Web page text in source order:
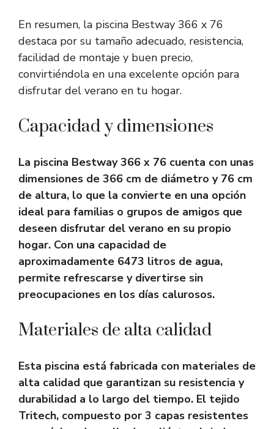
En resumen, la piscina Bestway 366 x 76
destaca por su tamaño adecuado, resistencia,
facilidad de montaje y buen precio,
convirtiéndola en una excelente opción para
disfrutar del verano en tu hogar.
Capacidad y dimensiones
La piscina Bestway 366 x 76 cuenta con unas
dimensiones de 366 cm de diámetro y 76 cm
de altura, lo que la convierte en una opción
ideal para familias o grupos de amigos que
deseen disfrutar del verano en su propio
hogar. Con una capacidad de
aproximadamente 6473 litros de agua,
permite refrescarse y divertirse sin
preocupaciones en los días calurosos.
Materiales de alta calidad
Esta piscina está fabricada con materiales de
alta calidad que garantizan su resistencia y
durabilidad a lo largo del tiempo. El tejido
Tritech, compuesto por 3 capas resistentes